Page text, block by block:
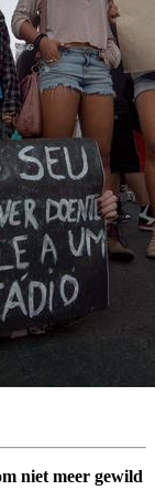
niet meer gewild